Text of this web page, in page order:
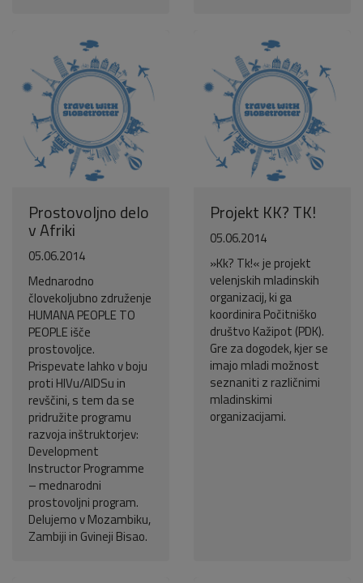
Prostovoljno delo
v Afriki
05.06.2014
Mednarodno
človekoljubno združenje
HUMANA PEOPLE TO
PEOPLE išče
prostovoljce.
Prispevate lahko v boju
proti HIVu/AIDSu in
revščini, s tem da se
pridružite programu
razvoja inštruktorjev:
Development
Instructor Programme
– mednarodni
prostovoljni program.
Delujemo v Mozambiku,
Zambiji in Gvineji Bisao.
Projekt KK? TK!
05.06.2014
»Kk? Tk!« je projekt
velenjskih mladinskih
organizacij, ki ga
koordinira Počitniško
društvo Kažipot (PDK).
Gre za dogodek, kjer se
imajo mladi možnost
seznaniti z različnimi
mladinskimi
organizacijami.